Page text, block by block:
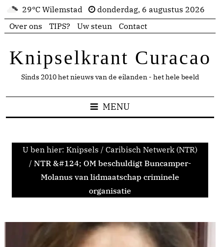
29°C Wilemstad
donderdag, 6 augustus 2026
Over ons
TIPS? Uw steun Contact
Knipselkrant Curacao
Sinds 2010 het nieuws van de eilanden - het hele beeld
MENU
U ben hier: Knipsels / Caribisch Netwerk (NTR)
/ NTR &#124; OM beschuldigt Buncamper-
Molanus van lidmaatschap criminele
organisatie